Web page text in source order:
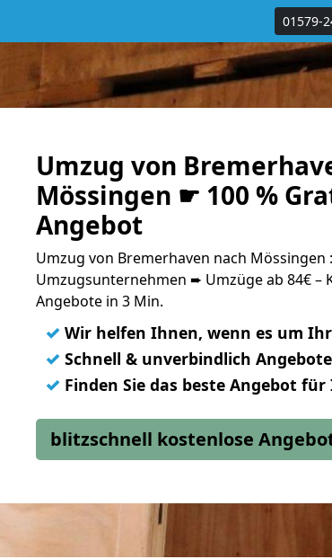
01579-
Umzug von
Mössingen ☛ 100 %
Angebot
Umzug von Bremerhaven nach Mössingen
Umzugsunternehmen ➨ Umzüge ab 84€ –
Angebote in 3 Min.
✓ Wir helfen Ihnen, wenn es um
✓ Schnell & unverbindlich
✓ Finden Sie das beste Angebot
blitzschnell kostenlose